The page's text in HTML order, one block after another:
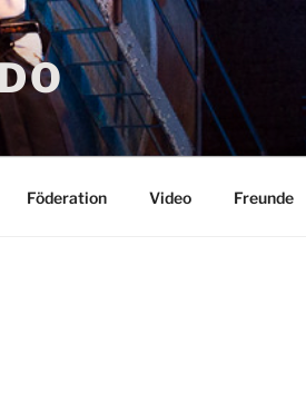
Föderation Video Freunde